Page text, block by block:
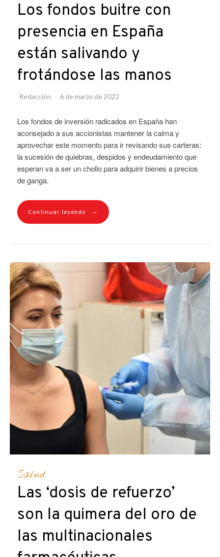
Los fondos buitre con
presencia en España
están salivando y
frotándose las manos
Redacción 6 de marzo de 2022
Los fondos de inversión radicados en España han
aconsejado a sus accionistas mantener la calma y
aprovechar este momento para ir revisando sus carteras:
la sucesión de quiebras, despidos y endeudamiento que
esperan va a ser un chollo para adquirir bienes a precios
de ganga.
Continuar leyendo →
Salud
Las ‘dosis de refuerzo’
son la quimera del oro de
las multinacionales